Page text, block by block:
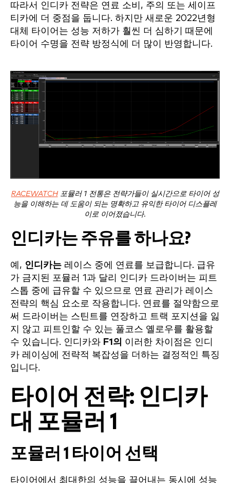
따라서 인디카 전략은 연료 소비, 주의 또는 세이프
티카에 더 중점을 둡니다. 하지만 새로운 2022년형
대체 타이어는 성능 저하가 훨씬 더 심하기 때문에
타이어 수명을 전략 방정식에 더 많이 반영합니다.
RACEWATCH포뮬러 1 전통은 전략가들이 실시간으로 타이어 성
능을 이해하는 데 도움이 되는 명확하고 유익한 타이어 디스플레
이로 이어졌습니다.
인디카는 주유를 하나요?
예, 인디카는 레이스 중에 연료를 보급합니다. 급유
가 금지된 포뮬러 1과 달리 인디카 드라이버는 피트
스톱 중에 급유할 수 있으므로 연료 관리가 레이스
전략의 핵심 요소로 작용합니다. 연료를 절약함으로
써 드라이버는 스틴트를 연장하고 트랙 포지션을 잃
지 않고 피트인할 수 있는 풀코스 옐로우를 활용할
수 있습니다. 인디카와 F1의 이러한 차이점은 인디
카 레이싱에 전략적 복잡성을 더하는 결정적인 특징
입니다.
타이어 전략: 인디카
대 포뮬러 1
포뮬러 1 타이어 선택
타이어에서 최대한의 성능을 끌어내는 동시에 성능